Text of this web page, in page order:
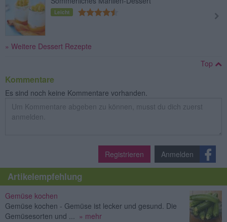
Leicht
» Weitere Dessert Rezepte
Top
Kommentare
Es sind noch keine Kommentare vorhanden.
Registrieren Anmelden
Artikelempfehlung
Gemüse kochen
Gemüse kochen - Gemüse ist lecker und gesund. Die
Gemüsesorten und ... » mehr